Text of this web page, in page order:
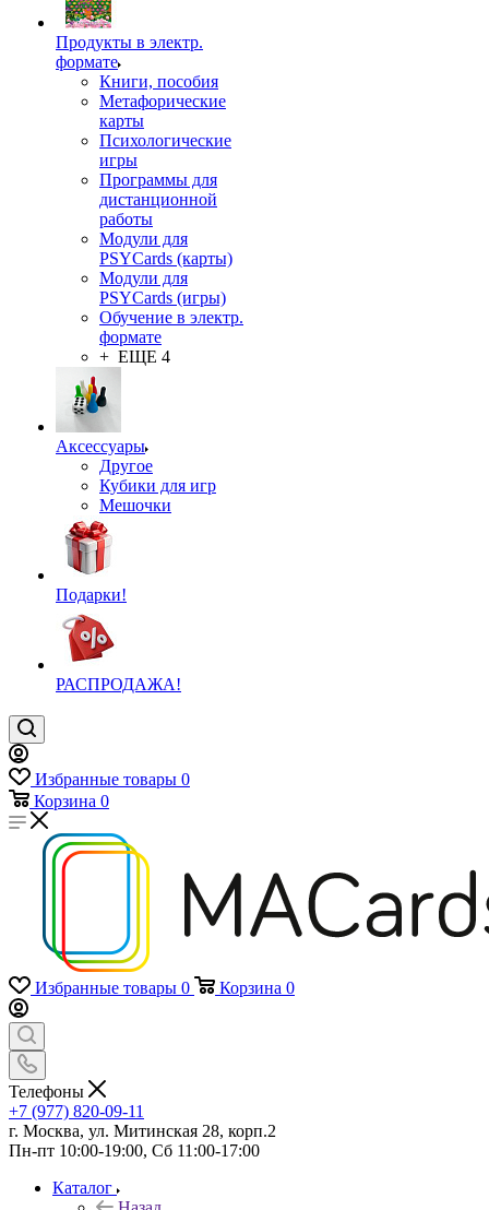
Продукты в электр.
формате
Книги, пособия
Метафорические
карты
Психологические
игры
Программы для
дистанционной
работы
Модули для
PSYCards (карты)
Модули для
PSYCards (игры)
Обучение в электр.
формате
+ ЕЩЕ 4
Аксессуары
Другое
Кубики для игр
Мешочки
Подарки!
РАСПРОДАЖА!
Избранные товары 0
Корзина 0
Избранные товары 0 Корзина 0
Телефоны
+7 (977) 820-09-11
г. Москва, ул. Митинская 28, корп.2
Пн-пт 10:00-19:00, Сб 11:00-17:00
Каталог